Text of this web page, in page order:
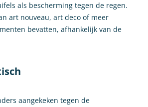
als bescherming tegen de regen.
art nouveau, art deco of meer
bevatten, afhankelijk van de
aangekeken tegen de